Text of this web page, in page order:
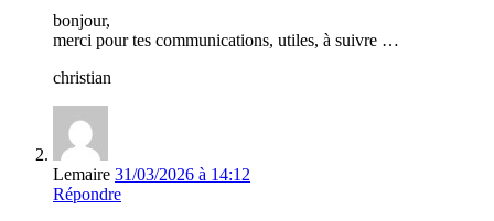
bonjour,
merci pour tes communications, utiles, à suivre …
christian
Lemaire 31/03/2026 à 14:12
Répondre